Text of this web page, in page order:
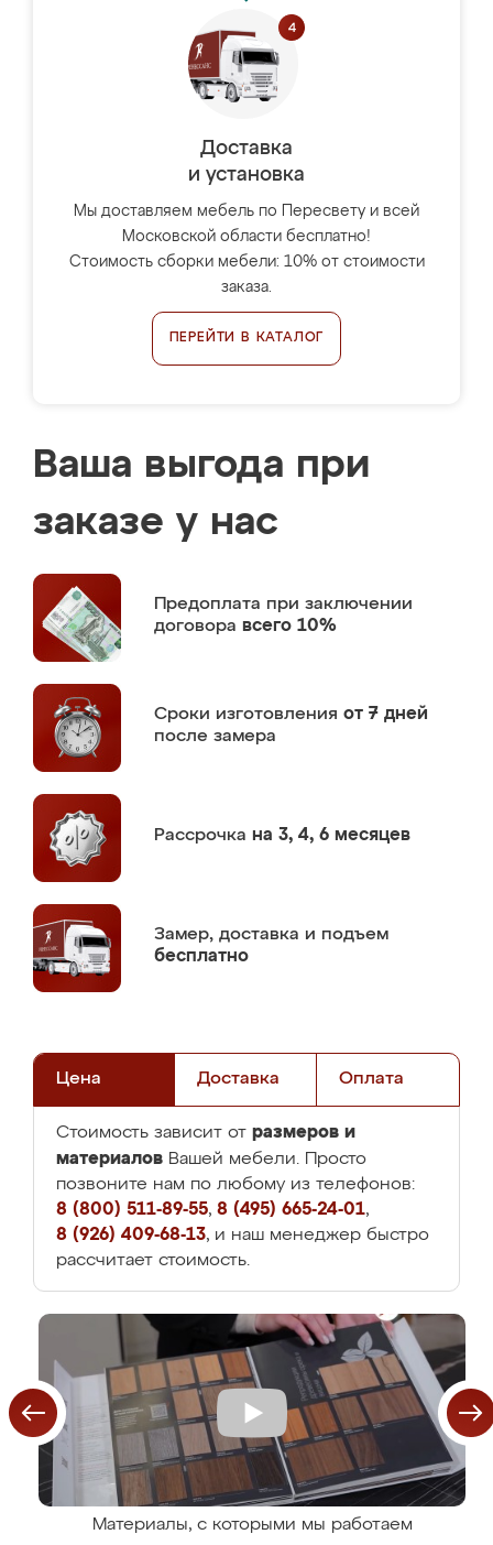
Доставка
и установка
Мы доставляем мебель по Пересвету и всей
Московской области бесплатно!
Стоимость сборки мебели: 10% от стоимости
заказа.
ПЕРЕЙТИ В КАТАЛОГ
Ваша выгода при
заказе у нас
Предоплата при заключении
договора всего 10%
Сроки изготовления от 7 дней
после замера
Рассрочка на 3, 4, 6 месяцев
Замер, доставка и подъем
бесплатно
Цена Доставка Оплата
Стоимость зависит от размеров и
материалов Вашей мебели. Просто
позвоните нам по любому из телефонов:
8 (800) 511-89-55, 8 (495) 665-24-01,
8 (926) 409-68-13, и наш менеджер быстро
рассчитает стоимость.
Материалы, с которыми мы работаем